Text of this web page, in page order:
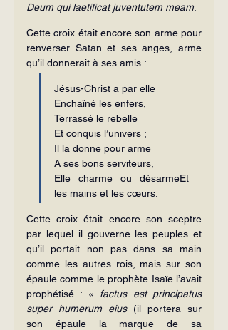
Deum qui laetificat juventutem meam
Cette croix était encore son arme pour
renverser Satan et ses anges, arme
qu’il donnerait à ses amis :
Jésus-Christ a par elle
Enchaîné les enfers,
Terrassé le rebelle
Et conquis l’univers ;
Il la donne pour arme
A ses bons serviteurs,
Elle charme ou désarmeEt
les mains et les cœurs.
Cette croix était encore son sceptre
par lequel il gouverne les peuples et
qu’il portait non pas dans sa main
comme les autres rois, mais sur son
épaule comme le prophète Isaïe l’avait
prophétisé : « factus est principatus
super humerum eius (il portera sur
son épaule la marque de sa